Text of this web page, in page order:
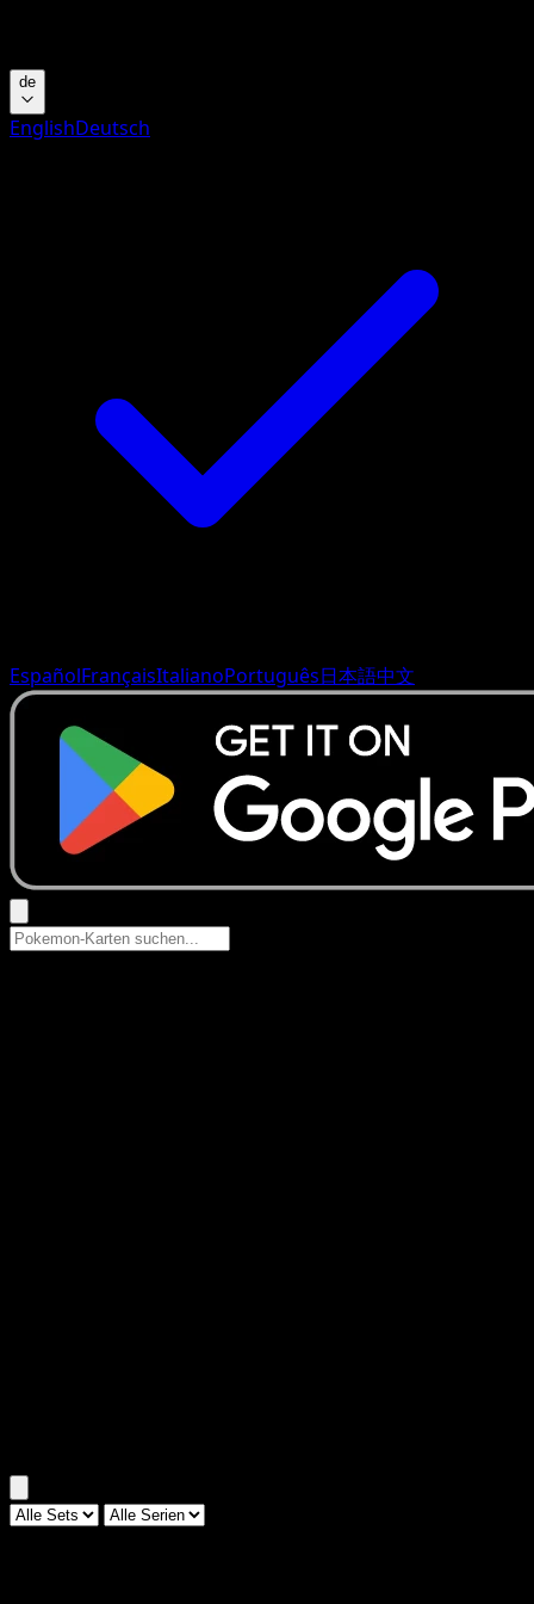
de
EnglishDeutsch
EspañolFrançaisItalianoPortuguês日本語中文